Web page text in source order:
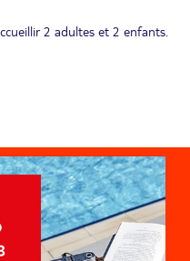
2 adultes et 2 enfants.